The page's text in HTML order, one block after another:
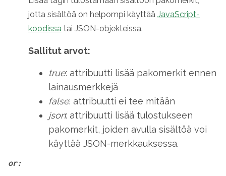
jotta sisältöä on helpompi käyttää JavaScript-
koodissa tai JSON-objekteissa.
Sallitut arvot:
true: attribuutti lisää pakomerkit ennen
lainausmerkkejä
false: attribuutti ei tee mitään
json: attribuutti lisää tulostukseen
pakomerkit, joiden avulla sisältöä voi
käyttää JSON-merkkauksessa.
or: